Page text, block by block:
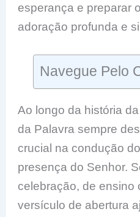
esperança e preparar
adoração profunda e
Navegue Pelo
Ao longo da história
da Palavra sempre
crucial na condução
presença do Senhor.
celebração, de ensino
versículo de abertura